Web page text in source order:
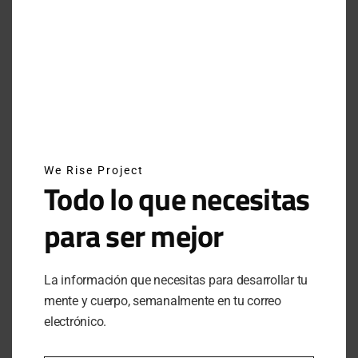
SUSCRÍBETE A NUESTRO NEWSLETTER
SUBSCRIBE
Al hacer clic en este botón, confirmas que has leído y
almacenamiento de información enviada por esta forma.
We Rise Project
Todo lo que necesitas
para ser mejor
La información que necesitas para desarrollar tu
mente y cuerpo, semanalmente en tu correo
electrónico.